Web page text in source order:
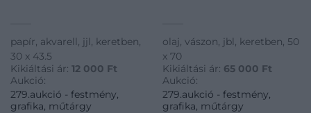
papír, akvarell, jjl, keretben,
30 x 43.5
Kikiáltási ár: 12 000 Ft
Aukció:
279.aukció - festmény,
grafika, műtárgy
olaj, vászon, jbl, keretben, 50
x 70
Kikiáltási ár: 65 000 Ft
Aukció:
279.aukció - festmény,
grafika, műtárgy